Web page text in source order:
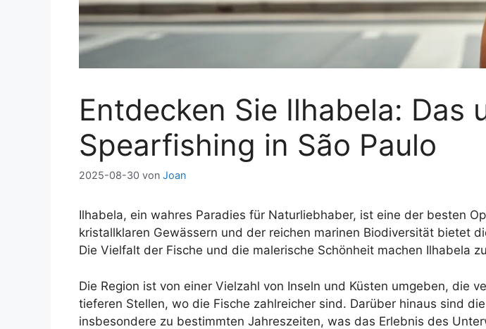
Entdecken Sie Ilhabela: Das
Spearfishing in São Paulo
2025-08-30 von Joan
Ilhabela, ein wahres Paradies für Naturliebhaber, ist eine der besten
kristallklaren Gewässern und der reichen marinen Biodiversität bietet
Die Vielfalt der Fische und die malerische Schönheit machen Ilhabela
Die Region ist von einer Vielzahl von Inseln und Küsten umgeben, die
tieferen Stellen, wo die Fische zahlreicher sind. Darüber hinaus sind
insbesondere zu bestimmten Jahreszeiten, was das Erlebnis des